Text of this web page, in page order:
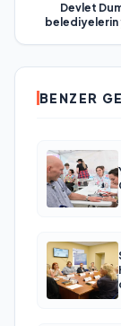
Devlet
belediyelerin
BENZER